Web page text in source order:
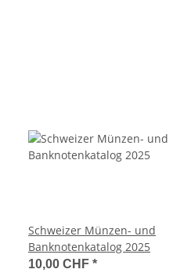
Schweizer Münzen- und
Banknotenkatalog 2025
10,00 CHF *